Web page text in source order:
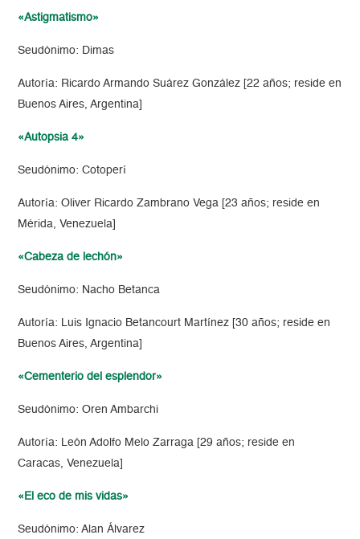
«Astigmatismo»
Seudónimo: Dimas
Autoría: Ricardo Armando Suárez González [22 años; reside en
Buenos Aires, Argentina]
«Autopsia 4»
Seudónimo: Cotoperí
Autoría: Oliver Ricardo Zambrano Vega [23 años; reside en
Mérida, Venezuela]
«Cabeza de lechón»
Seudónimo: Nacho Betanca
Autoría: Luis Ignacio Betancourt Martínez [30 años; reside en
Buenos Aires, Argentina]
«Cementerio del esplendor»
Seudónimo: Oren Ambarchi
Autoría: León Adolfo Melo Zarraga [29 años; reside en
Caracas, Venezuela]
«El eco de mis vidas»
Seudónimo: Alan Álvarez